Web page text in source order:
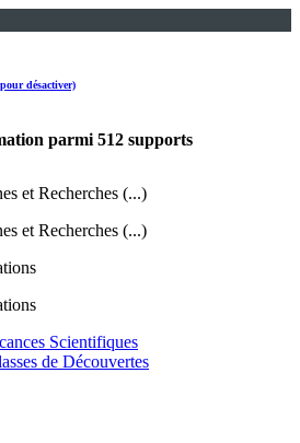
désactiver)
parmi 512 supports
et Recherches (...)
et Recherches (...)
Scientifiques
de Découvertes